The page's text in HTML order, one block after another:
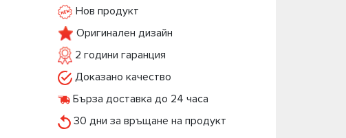
Нов продукт
Оригинален дизайн
2 години гаранция
Доказано качество
Бърза доставка до 24 часа
30 дни за връщане на продукт